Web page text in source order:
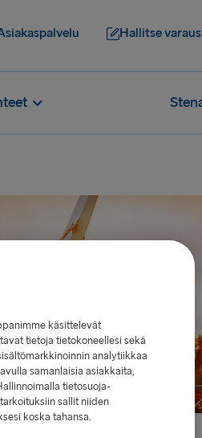
Hallitse
käsittelevät
tietoja tietokoneellesi sekä
analytiikkaa
samanlaisia asiakkaita,
tietosuoja-
sallit niiden
koska tahansa.